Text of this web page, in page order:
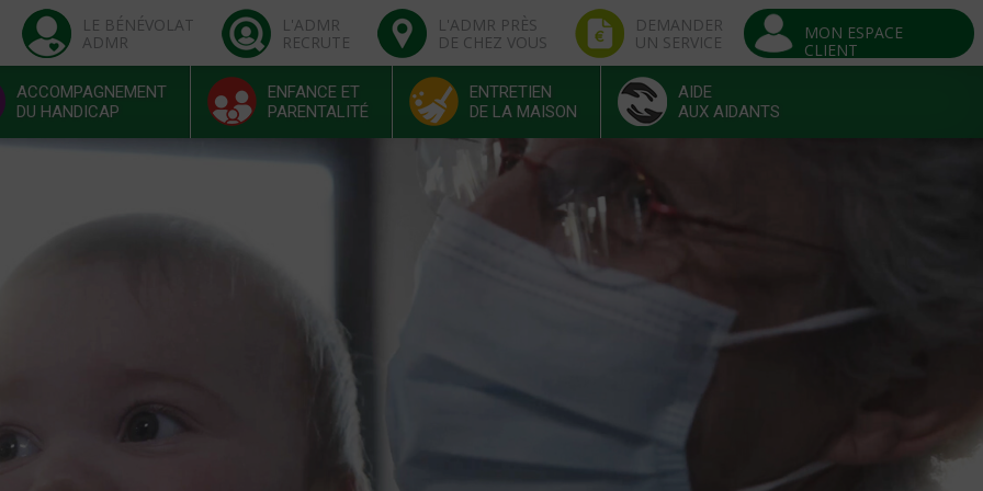
LE BÉNÉVOLAT
ADMR
L'ADMR
RECRUTE
L'ADMR PRÈS
DE CHEZ VOUS
DEMANDER
UN SERVICE
MON ESPACE
CLIENT
ACCOMPAGNEMENT
DU HANDICAP
ENFANCE ET
PARENTALITÉ
ENTRETIEN
DE LA MAISON
AIDE
AUX AIDANTS